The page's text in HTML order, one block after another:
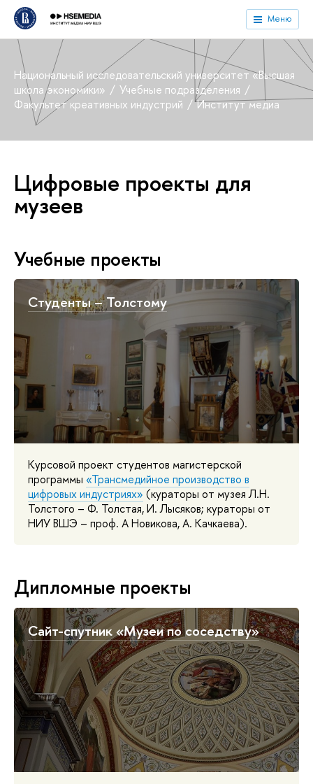
Меню
Национальный исследовательский университет «Высшая
школа экономики»
Учебные подразделения
Факультет креативных индустрий
Институт медиа
Цифровые проекты для
музеев
Учебные проекты
Студенты – Толстому
Курсовой проект студентов магистерской
программы «Трансмедийное производство в
цифровых индустриях» (кураторы от музея Л.Н.
Толстого – Ф. Толстая, И. Лысяков; кураторы от
НИУ ВШЭ – проф. А Новикова, А. Качкаева).
Дипломные проекты
Сайт-спутник «Музеи по соседству»